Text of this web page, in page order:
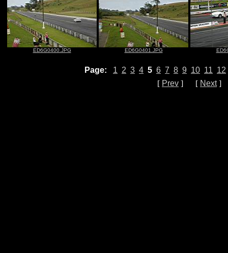
ED6G0400.JPG ED6G0401.JPG
Page: 1 2 3 4 5 6 7 8 9 10 11 12
[ Prev ] [ Next]